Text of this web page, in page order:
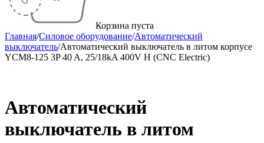
Корзина пуста
Главная/Силовое оборудование/Автоматический
выключатель/Автоматический выключатель в литом корпусе
YCM8-125 3P 40 A, 25/18kA 400V H (CNC Electric)
Автоматический
выключатель в литом